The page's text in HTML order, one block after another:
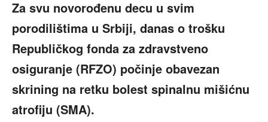
Za svu novorođenu decu u svim
porodilištima u Srbiji, danas o trošku
Republičkog fonda za zdravstveno
osiguranje (RFZO) počinje obavezan
skrining na retku bolest spinalnu mišićnu
atrofiju (SMA).